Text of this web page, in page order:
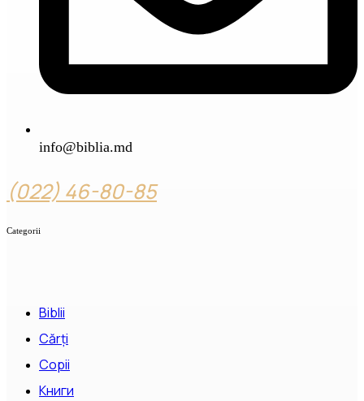
info@biblia.md
(022) 46-80-85
Categorii
Biblii
Cărți
Copii
Книги